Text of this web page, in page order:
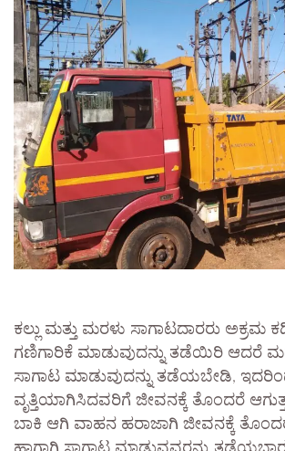
ಕಲ್ಲು ಮತ್ತು ಮರಳು ಸಾಗಾಟದಾರರು ಅಕ್ರಮ
ಗಣಿಗಾರಿಕೆ ಮಾಡುವುದನ್ನು ತಡೆಯಿರಿ ಆದರೆ
ಸಾಗಾಟ ಮಾಡುವುದನ್ನು ತಡೆಯಬೇಡಿ,
ವೃತ್ತಿಯಾಗಿಸಿದವರಿಗೆ ಜೀವನಕ್ಕೆ ತೊಂದರೆ
ಬಾಕಿ ಆಗಿ ವಾಹನ ಹರಾಜಾಗಿ ಜೀವನಕ್ಕೆ